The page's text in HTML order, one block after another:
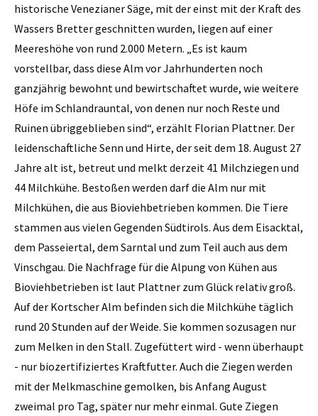
historische Venezianer Säge, mit der einst mit der Kraft des
Wassers Bretter geschnitten wurden, liegen auf einer
Meereshöhe von rund 2.000 Metern. „Es ist kaum
vorstellbar, dass diese Alm vor Jahrhunderten noch
ganzjährig bewohnt und bewirtschaftet wurde, wie weitere
Höfe im Schlandrauntal, von denen nur noch Reste und
Ruinen übriggeblieben sind“, erzählt Florian Plattner. Der
leidenschaftliche Senn und Hirte, der seit dem 18. August 27
Jahre alt ist, betreut und melkt derzeit 41 Milchziegen und
44 Milchkühe. Bestoßen werden darf die Alm nur mit
Milchkühen, die aus Bioviehbetrieben kommen. Die Tiere
stammen aus vielen Gegenden Südtirols. Aus dem Eisacktal,
dem Passeiertal, dem Sarntal und zum Teil auch aus dem
Vinschgau. Die Nachfrage für die Alpung von Kühen aus
Bioviehbetrieben ist laut Plattner zum Glück relativ groß.
Auf der Kortscher Alm befinden sich die Milchkühe täglich
rund 20 Stunden auf der Weide. Sie kommen sozusagen nur
zum Melken in den Stall. Zugefüttert wird - wenn überhaupt
- nur biozertifiziertes Kraftfutter. Auch die Ziegen werden
mit der Melkmaschine gemolken, bis Anfang August
zweimal pro Tag, später nur mehr einmal. Gute Ziegen